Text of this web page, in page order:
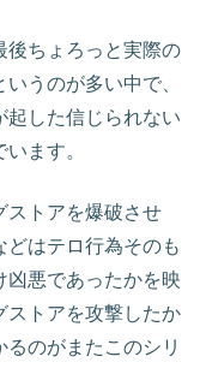
後ちょろっと実際の
うのが多い中で、
起した信じられない
ます。
ストアを爆破させ
どはテロ行為そのも
凶悪であったかを映
ストアを攻撃したか
のがまたこのシリ